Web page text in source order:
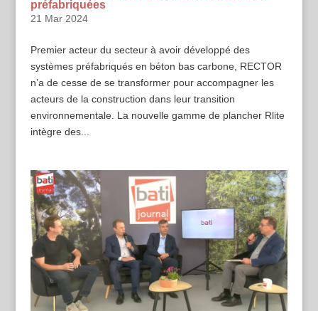
préfabriquées
21 Mar 2024
Premier acteur du secteur à avoir développé des
systèmes préfabriqués en béton bas carbone, RECTOR
n’a de cesse de se transformer pour accompagner les
acteurs de la construction dans leur transition
environnementale. La nouvelle gamme de plancher Rlite
intègre des...